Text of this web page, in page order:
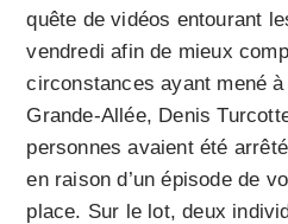
quête de vidéos entourant
vendredi afin de mieux
circonstances ayant mené à
Grande-Allée, Denis
personnes avaient été
en raison d’un épisode de
place. Sur le lot, deux